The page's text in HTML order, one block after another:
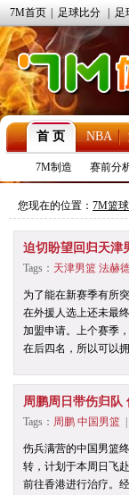
7M首页 足球比分 足
首 页 NBA
7M制造 赛前分
您现在的位置： 7M篮
迫切盼望回归天津
Tags： 天津男篮 法赫
为了能在新赛季有所
在外援人选上还未最
加盟申请。上个赛季
在后四名，所以可以
周鹏周日带伤归队
Tags： 周鹏 中国男篮
伤兵满营的中国男篮
转，计划于本周日飞
前往香港进行治疗。